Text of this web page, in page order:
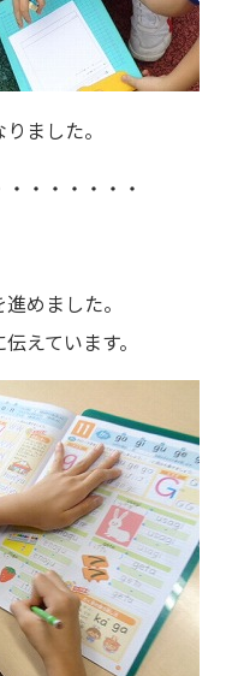
ました。
・・・・・・
めました。
えています。